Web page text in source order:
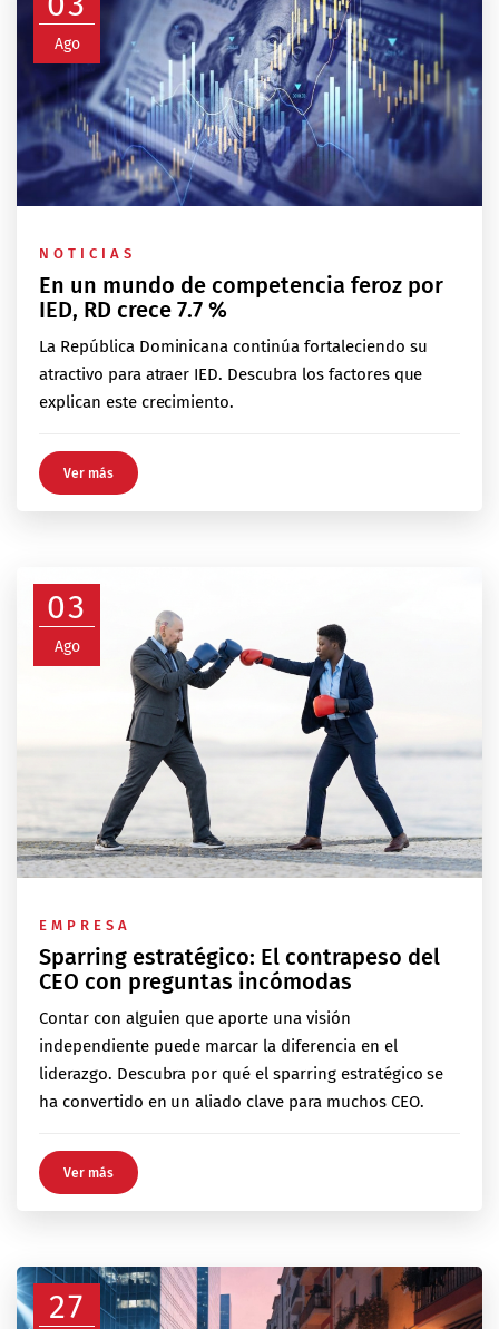
Ago
NOTICIAS
En un mundo de competencia feroz por
IED, RD crece 7.7 %
La República Dominicana continúa fortaleciendo su
atractivo para atraer IED. Descubra los factores que
explican este crecimiento.
Ver más
03
Ago
EMPRESA
Sparring estratégico: El contrapeso del
CEO con preguntas incómodas
Contar con alguien que aporte una visión
independiente puede marcar la diferencia en el
liderazgo. Descubra por qué el sparring estratégico se
ha convertido en un aliado clave para muchos CEO.
Ver más
27